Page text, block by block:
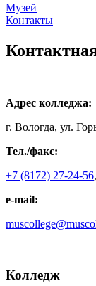
Музей
Контакты
Адрес колледжа:
г. Вологда, ул.
Тел./факс:
+7 (8172) 27-24-56,
e-mail:
Колледж